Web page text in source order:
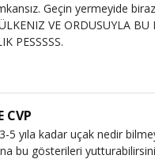
Geçin yermeyide
VE ORDUSUYLA BU
PESSSSS.
CVP
5 yıla kadar uçak nedir
bu gösterileri